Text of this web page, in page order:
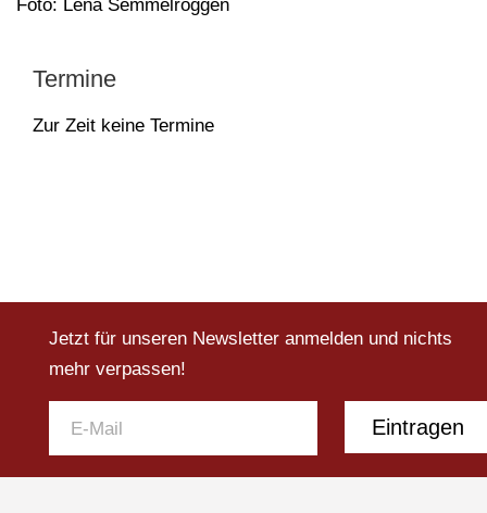
Foto: Lena Semmelroggen
Termine
Zur Zeit keine Termine
Jetzt für unseren Newsletter anmelden und nichts
mehr verpassen!
Eintragen